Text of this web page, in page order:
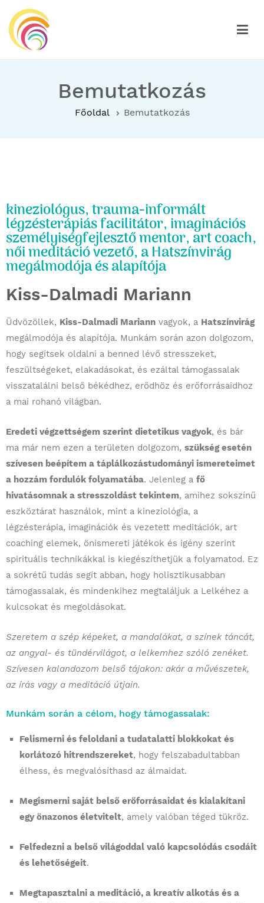
Bemutatkozás
Főoldal Bemutatkozás
kineziológus, trauma-informált
légzésterápiás facilitátor, imaginációs
személyiségfejlesztő mentor, art coach,
női meditáció vezető, a Hatszínvirág
megálmodója és alapítója
Kiss-Dalmadi Mariann
Üdvözöllek, Kiss-Dalmadi Mariann vagyok, a Hatszínvirág
megálmodója és alapítója. Munkám során azon dolgozom,
hogy segítsek oldalni a benned lévő stresszeket,
feszültségeket, elakadásokat, és ezáltal támogassalak
visszatalálni belső békédhez, erődhöz és erőforrásaidhoz
a mai rohanó világban.
Eredeti végzettségem szerint dietetikus vagyok, és bár
ma már nem ezen a területen dolgozom, szükség esetén
szívesen beépítem a táplálkozástudományi ismereteimet
a hozzám fordulók folyamatába. Jelenleg a fő
hivatásomnak a stresszoldást tekintem, amihez sokszínű
eszköztárat használok, mint a kineziológia, a
légzésterápia, imaginációk és vezetett meditációk, art
coaching elemek, önismereti játékok és igény szerint
spirituális technikákkal is kiegészíthetjük a folyamatod. Ez
a sokrétű tudás segít abban, hogy holisztikusabban
támogassalak, és mindenkihez megtaláljuk a Lelkéhez a
kulcsokat és megoldásokat.
Szeretem a szép képeket, a mandalákat, a színek táncát,
az angyal- és tündérvilágot, a lelkemhez szóló zenéket.
Szívesen kalandozom belső tájakon: akár a művészetek,
az írás vagy a meditáció útjain.
Munkám során a célom, hogy támogassalak:
Felismerni és feloldani a tudatalatti blokkokat és
korlátozó hitrendszereket, hogy felszabadultabban
élhess, és megvalósíthasd az álmaidat.
Megismerni saját belső erőforrásaidat és kialakítani
egy önazonos életvitelt, amely valóban téged tükröz.
Felfedezni a belső világoddal való kapcsolódás csodáit
és lehetőségeit.
Megtapasztalni a meditáció, a kreatív alkotás és a